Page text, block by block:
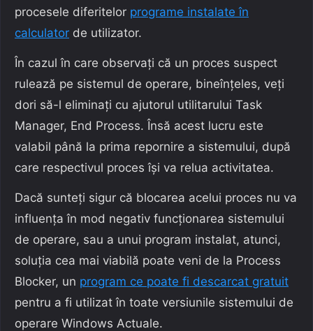
procesele diferitelor programe instalate în
calculator de utilizator.
În cazul în care observați că un proces suspect
rulează pe sistemul de operare, bineînțeles, veți
dori să-l eliminați cu ajutorul utilitarului Task
Manager, End Process. Însă acest lucru este
valabil până la prima repornire a sistemului, după
care respectivul proces își va relua activitatea.
Dacă sunteți sigur că blocarea acelui proces nu va
influența în mod negativ funcționarea sistemului
de operare, sau a unui program instalat, atunci,
soluția cea mai viabilă poate veni de la Process
Blocker, un program ce poate fi descarcat gratuit
pentru a fi utilizat în toate versiunile sistemului de
operare Windows Actuale.